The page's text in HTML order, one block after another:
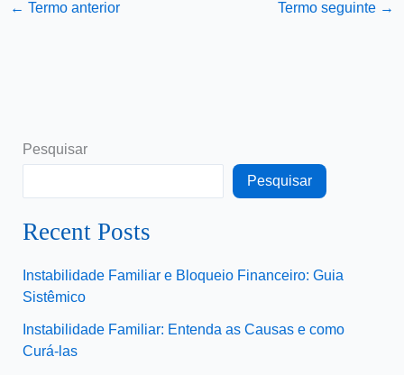
← Termo anterior Termo seguinte →
Pesquisar
Pesquisar
Recent Posts
Instabilidade Familiar e Bloqueio Financeiro: Guia
Sistêmico
Instabilidade Familiar: Entenda as Causas e como
Curá-las